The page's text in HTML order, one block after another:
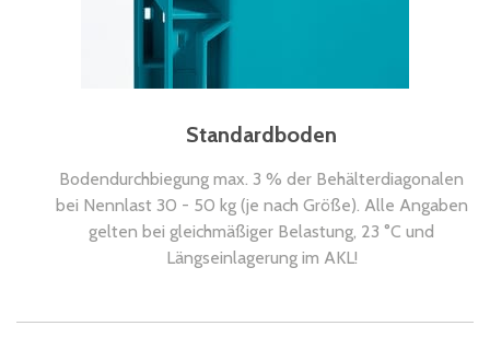
Standardboden
Bodendurchbiegung max. 3 % der Behälterdiagonalen
bei Nennlast 30 - 50 kg (je nach Größe). Alle Angaben
gelten bei gleichmäßiger Belastung, 23 °C und
Längseinlagerung im AKL!